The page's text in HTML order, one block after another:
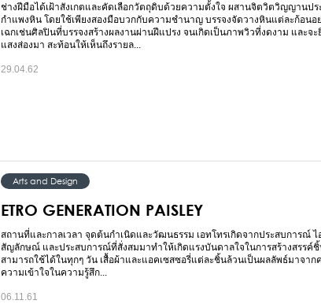
ช่างฝีมือได้เฝ้าสังเกตและคัดเลือกวัตถุดิบด้วยความตั้งใจ ผสานจิตวิตวิญญานปร
กำแพงหิน โดยใช้เพียงสองมือบวกกับความชำนาญ บรรจงจัดวางหินแต่ละก้อนอ
เฉกเช่นศิลปินที่บรรจงสร้างผลงานผ่านฝีแปรง จนเกิดเป็นภาพวิวที่งดงาม และจะ
แสงส่องมา สะท้อนให้เห็นถึงรายล...
29.04.62
Arts and Design
ETRO GENERATION PAISLEY
สถานที่และกาลเวลา จุดต้นกำเนิดและวัฒนธรรม เอทโทรเกิดจากประสบการณ์ ไ
สัญลักษณ์ และประสบการณ์ที่สั่งสมมาทำให้เกิดแรงบันดาลใจในการสร้างสรรค์
สามารถใช้ได้ในทุกๆ วัน เสื้อผ้าและแอคเซสซอรี่แต่ละชิ้นล้วนเป็นผลลัพธ์มาจาก
ความเข้าใจในความรู้สึก...
06.11.61